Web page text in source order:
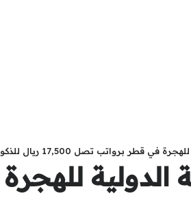
برواتب تصل 17,500 ريال للذكور والاناث